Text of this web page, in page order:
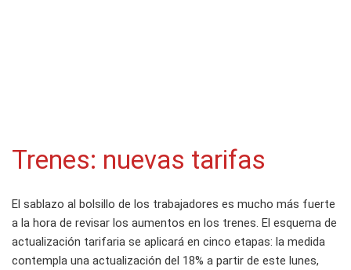
Trenes: nuevas tarifas
El sablazo al bolsillo de los trabajadores es mucho más fuerte
a la hora de revisar los aumentos en los trenes. El esquema de
actualización tarifaria se aplicará en cinco etapas: la medida
contempla una actualización del 18% a partir de este lunes,